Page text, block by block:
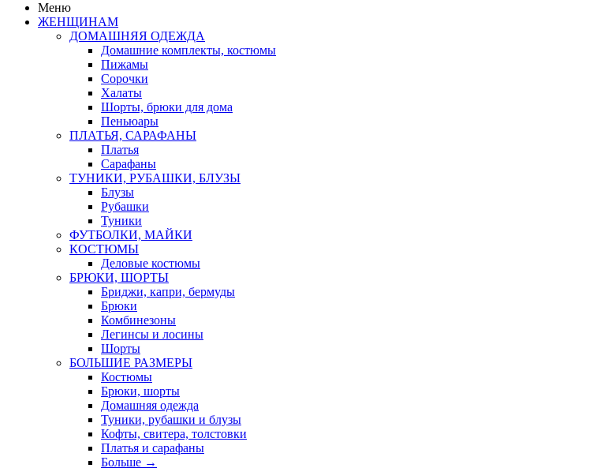
Меню
ЖЕНЩИНАМ
ДОМАШНЯЯ ОДЕЖДА
Домашние комплекты, костюмы
Пижамы
Сорочки
Халаты
Шорты, брюки для дома
Пеньюары
ПЛАТЬЯ, САРАФАНЫ
Платья
Сарафаны
ТУНИКИ, РУБАШКИ, БЛУЗЫ
Блузы
Рубашки
Туники
ФУТБОЛКИ, МАЙКИ
КОСТЮМЫ
Деловые костюмы
БРЮКИ, ШОРТЫ
Бриджи, капри, бермуды
Брюки
Комбинезоны
Легинсы и лосины
Шорты
БОЛЬШИЕ РАЗМЕРЫ
Костюмы
Брюки, шорты
Домашняя одежда
Туники, рубашки и блузы
Кофты, свитера, толстовки
Платья и сарафаны
Больше →